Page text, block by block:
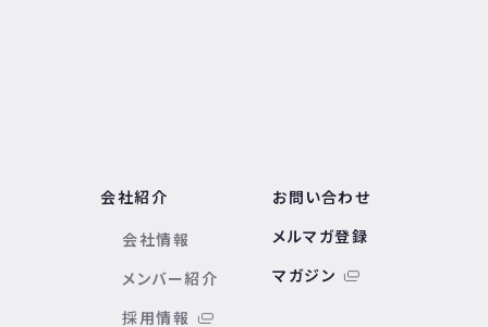
会社紹介
会社情報
メンバー紹介
採用情報
お問い合わせ
メルマガ登録
マガジン